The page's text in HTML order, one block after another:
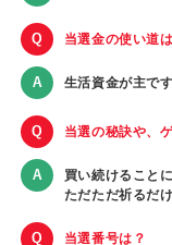
当選金の使い道
生活資金が主です
当選の秘訣や、
買い続けること
ただただ祈るだ
当選番号は？